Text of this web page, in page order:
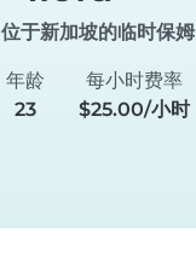
位于新加坡的临时保姆
年龄
23
每小时费率
$25.00/小时